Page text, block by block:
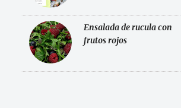
Ensalada de rucula con
frutos rojos